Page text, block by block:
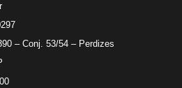
– Conj. 53/54 – Perdizes